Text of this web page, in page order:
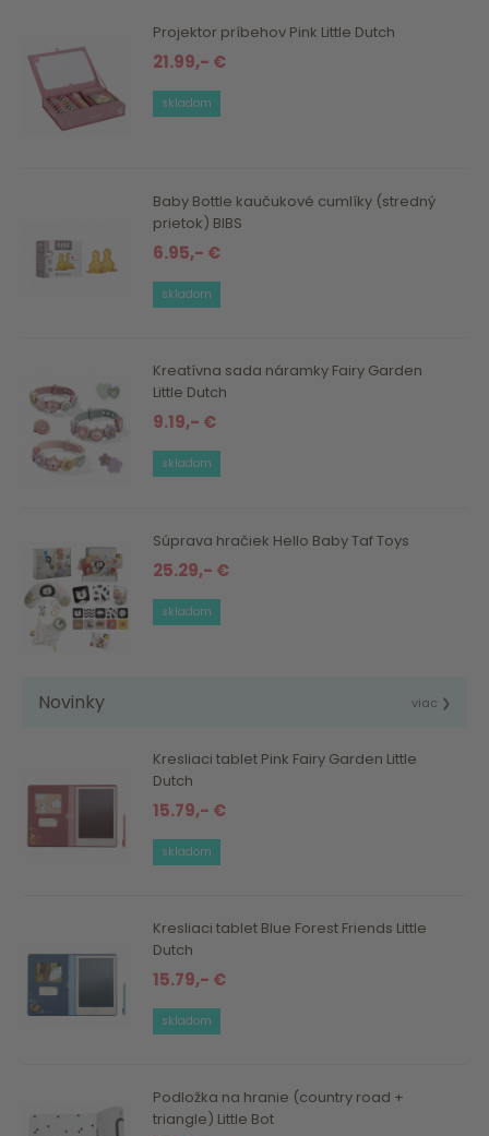
Projektor príbehov Pink Little Dutch
21.99,- €
skladom
Baby Bottle kaučukové cumlíky (stredný
prietok) BIBS
6.95,- €
skladom
Kreatívna sada náramky Fairy Garden
Little Dutch
9.19,- €
skladom
Súprava hračiek Hello Baby Taf Toys
25.29,- €
skladom
Novinky viac ❯
Kresliaci tablet Pink Fairy Garden Little
Dutch
15.79,- €
skladom
Kresliaci tablet Blue Forest Friends Little
Dutch
15.79,- €
skladom
Podložka na hranie (country road +
triangle) Little Bot